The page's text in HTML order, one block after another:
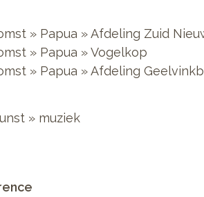
» Papua » Afdeling Zuid
» Papua » Vogelkop
» Papua » Afdeling
» muziek